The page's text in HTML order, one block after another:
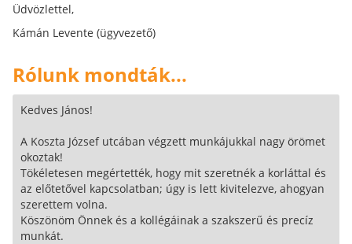
Üdvözlettel,
Kámán Levente (ügyvezető)
Rólunk mondták...
Kedves János!
A Koszta József utcában végzett munkájukkal nagy örömet
okoztak!
Tökéletesen megértették, hogy mit szeretnék a korláttal és
az előtetővel kapcsolatban; úgy is lett kivitelezve, ahogyan
szerettem volna.
Köszönöm Önnek és a kollégáinak a szakszerű és precíz
munkát.